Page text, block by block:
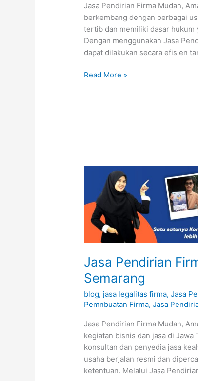
Jasa Pendirian Firma Mudah,
berkembang dengan berbagai
tertib dan memiliki dasar hukum
Dengan menggunakan Jasa
dapat dilakukan secara efisien
Read More »
Jasa Pendirian
Semarang
blog, jasa legalitas firma,Jasa
Pemnbuatan Firma,Jasa
Jasa Pendirian Firma Mudah,
kegiatan bisnis dan jasa di
konsultan dan penyedia jasa
usaha berjalan resmi dan
ketentuan. Melalui Jasa
Pendirian
Firma
Mudah,
Aman
Cepat